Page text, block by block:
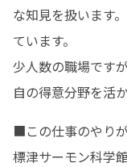
な知見を扱います
ています。
少人数の職場です
自の得意分野を活
■この仕事のやり
標津サーモン科学